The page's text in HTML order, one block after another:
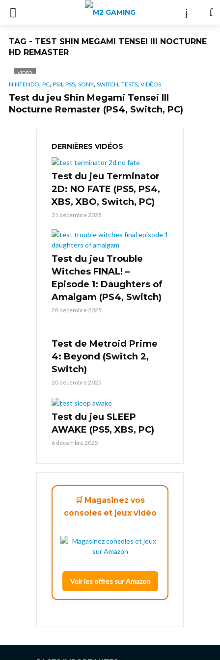
TAG - TEST SHIN MEGAMI TENSEI III NOCTURNE
HD REMASTER
VIDÉO
NINTENDO, PC, PS4, PS5, SONY, SWITCH, TESTS, VIDÉOS
Test du jeu Shin Megami Tensei III
Nocturne Remaster (PS4, Switch, PC)
DERNIÈRES VIDÉOS
Test du jeu Terminator
2D: NO FATE (PS5, PS4,
XBS, XBO, Switch, PC)
31 décembre 2025
Test du jeu Trouble
Witches FINAL! –
Episode 1: Daughters of
Amalgam (PS4, Switch)
28 décembre 2025
Test de Metroid Prime
4: Beyond (Switch 2,
Switch)
20 décembre 2025
Test du jeu SLEEP
AWAKE (PS5, XBS, PC)
6 décembre 2025
🛒 Magasinez vos
consoles et jeux vidéo
Voir les offres sur Amazon